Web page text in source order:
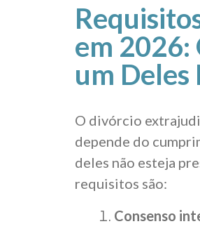
em 2026:
um Deles
O divórcio
depende do
deles não esteja
requisitos são:
Consenso